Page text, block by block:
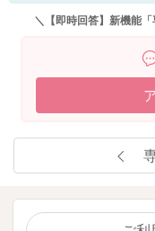
＼【即時回答】新機能